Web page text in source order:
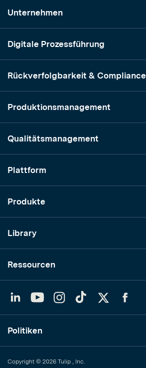
Unternehmen
Digitale Prozessführung
Rückverfolgbarkeit & Compliance
Produktionsmanagement
Qualitätsmanagement
Plattform
Produkte
Library
Ressourcen
YouTubeInstagram
TikTok
Politiken
Copyright © 2026 Tulip , Inc.